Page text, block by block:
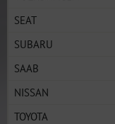
SEAT
SUBARU
SAAB
NISSAN
TOYOTA